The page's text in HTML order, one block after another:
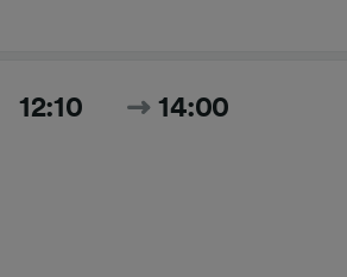
12:10 14:00